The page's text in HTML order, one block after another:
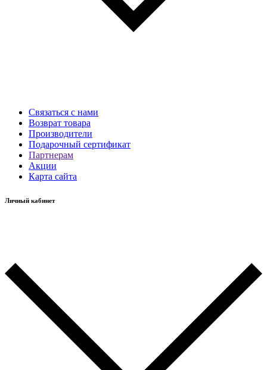
Связаться с нами
Возврат товара
Производители
Подарочный сертификат
Партнерам
Акции
Карта сайта
Личный кабинет